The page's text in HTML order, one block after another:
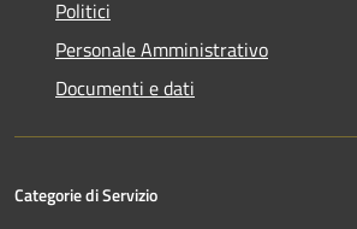
Politici
Personale Amministrativo
Documenti e dati
Categorie di Servizio